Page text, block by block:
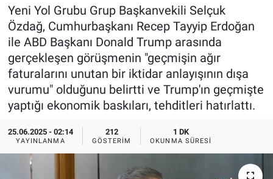
Yeni Yol Grubu Grup Başkanvekili Selçuk
Özdağ, Cumhurbaşkanı Recep Tayyip Erdoğan
ile ABD Başkanı Donald Trump arasında
gerçekleşen görüşmenin "geçmişin ağır
faturalarını unutan bir iktidar anlayışının dışa
vurumu" olduğunu belirtti ve Trump'ın geçmişte
yaptığı ekonomik baskıları, tehditleri hatırlattı.
25.06.2025 - 02:14
YAYINLANMA
212
GÖSTERIM
1 DK
OKUNMA SÜRESI
Ege Saati
Ege'den Esintiler
Eğitim
Eğlence
Ekonomi
Forum
Yayın Akışı
İletişim
Haber Arşivi